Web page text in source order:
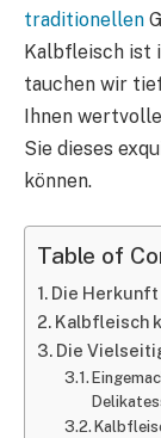
traditionellen
Kalbfleisch ist
tauchen wir
Ihnen
Sie dieses
können.
Table of
Die
Kalbfleisch
Die